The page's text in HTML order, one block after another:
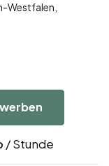
Westfalen,
/ Stunde